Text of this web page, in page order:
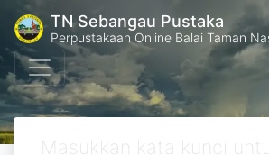
TN Sebangau Pustaka
Perpustakaan Online Balai Taman